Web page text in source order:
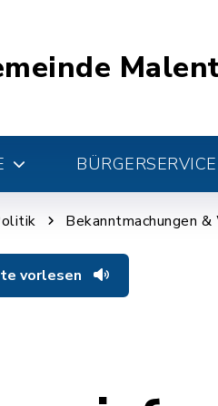
Bekanntmachungen &
vorlesen